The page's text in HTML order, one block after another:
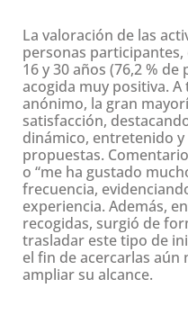
La valoración de las
personas
16 y 30 años (76,2 %
acogida muy positiva.
anónimo, la gran
satisfacción,
dinámico, entretenido y
propuestas.
o “me ha gustado
frecuencia,
experiencia. Además,
recogidas, surgió de
trasladar este tipo de
el fin de acercarlas aún
ampliar su alcance.